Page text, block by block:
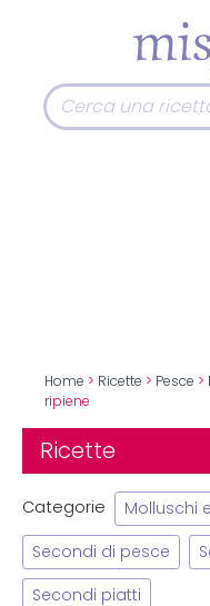
Home > Ricette > Pesce >
ripiene
Ricette
Categorie Molluschi
Secondi di pesce
Secondi piatti